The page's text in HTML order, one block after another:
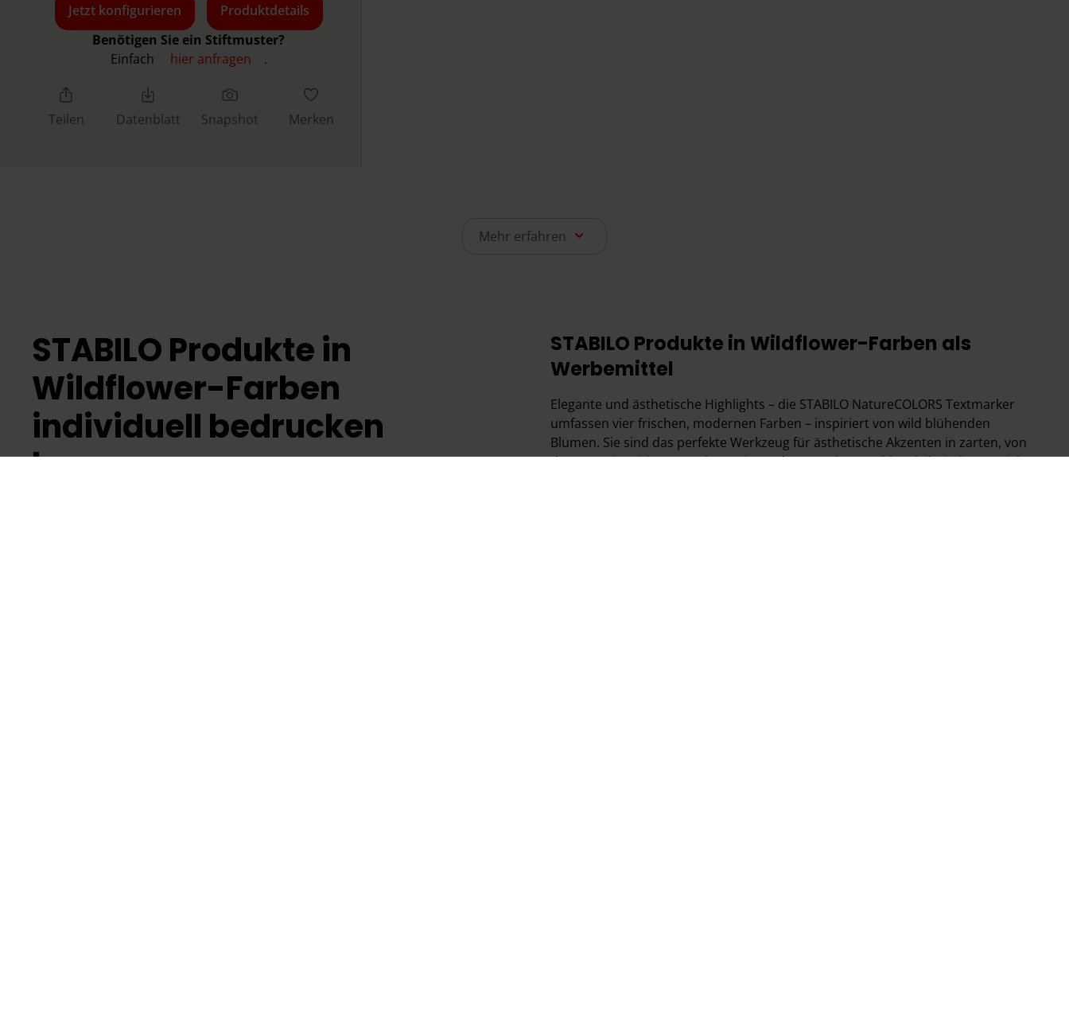
Jetzt konfigurieren
Produktdetails
Benötigen Sie ein Stiftmuster?
Einfach
hier anfragen .
Teilen Datenblatt Snapshot Merken
Mehr erfahren
STABILO Produkte in
Wildflower-Farben
individuell bedrucken
lassen
STABILO Produkte in Wildflower-Farben als
Werbemittel
Elegante und ästhetische Highlights – die STABILO NatureCOLORS Textmarker
umfassen vier frischen, modernen Farben – inspiriert von wild blühenden
Blumen. Sie sind das perfekte Werkzeug für ästhetische Akzenten in zarten, von
der Natur inspirierten Farben. Die moderne Farbauswahl verleiht jedem Projekt